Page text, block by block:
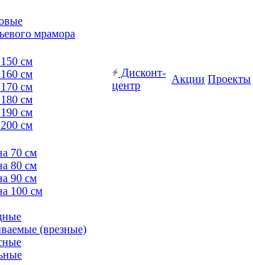
мрамора
см
см
см
см
см
см
70 см
80 см
90 см
100 см
(врезные)
Дисконт-
центр
Акции Проекты